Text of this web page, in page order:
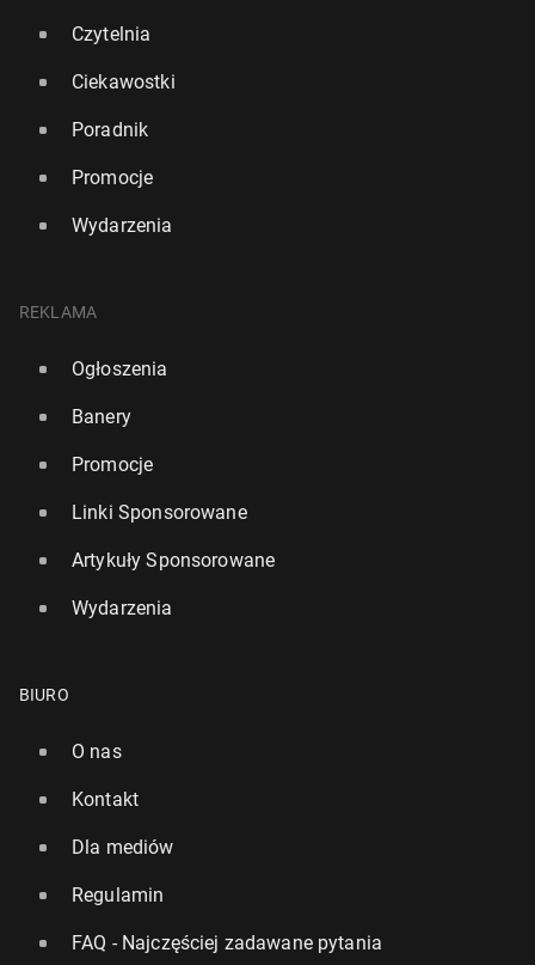
Czytelnia
Ciekawostki
Poradnik
Promocje
Wydarzenia
REKLAMA
Ogłoszenia
Banery
Promocje
Linki Sponsorowane
Artykuły Sponsorowane
Wydarzenia
BIURO
O nas
Kontakt
Dla mediów
Regulamin
FAQ - Najczęściej zadawane pytania